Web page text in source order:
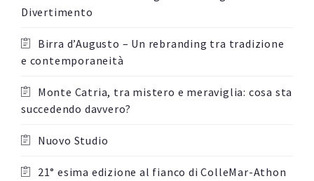
Divertimento
Birra d’Augusto – Un rebranding tra tradizione
e contemporaneità
Monte Catria, tra mistero e meraviglia: cosa sta
succedendo davvero?
Nuovo Studio
21° esima edizione al fianco di ColleMar-Athon